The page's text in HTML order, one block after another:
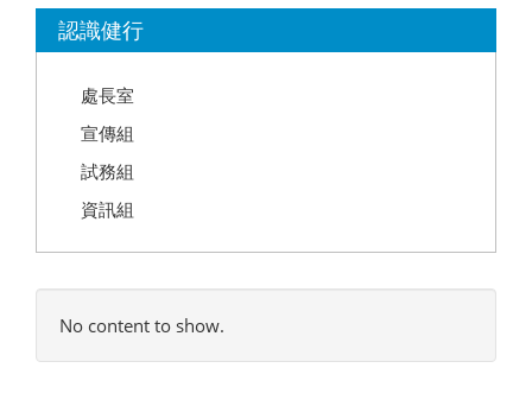
認識健行
處長室
宣傳組
試務組
資訊組
No content to show.